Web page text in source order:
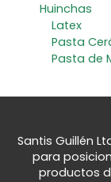
Huinchas
Latex
Pasta
Pasta de
Santis Guillén
para
productos